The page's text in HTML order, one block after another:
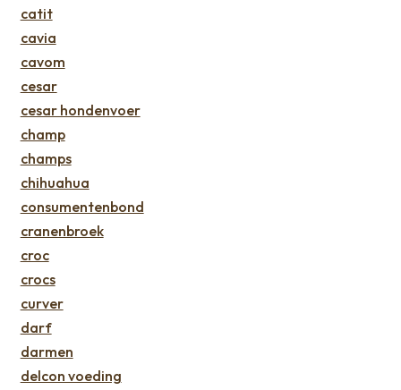
catit
cavia
cavom
cesar
cesar hondenvoer
champ
champs
chihuahua
consumentenbond
cranenbroek
croc
crocs
curver
darf
darmen
delcon voeding